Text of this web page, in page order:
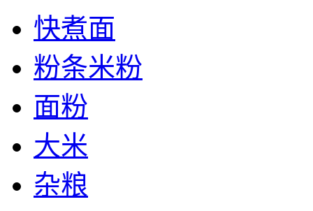
快煮面
粉条米粉
面粉
大米
杂粮